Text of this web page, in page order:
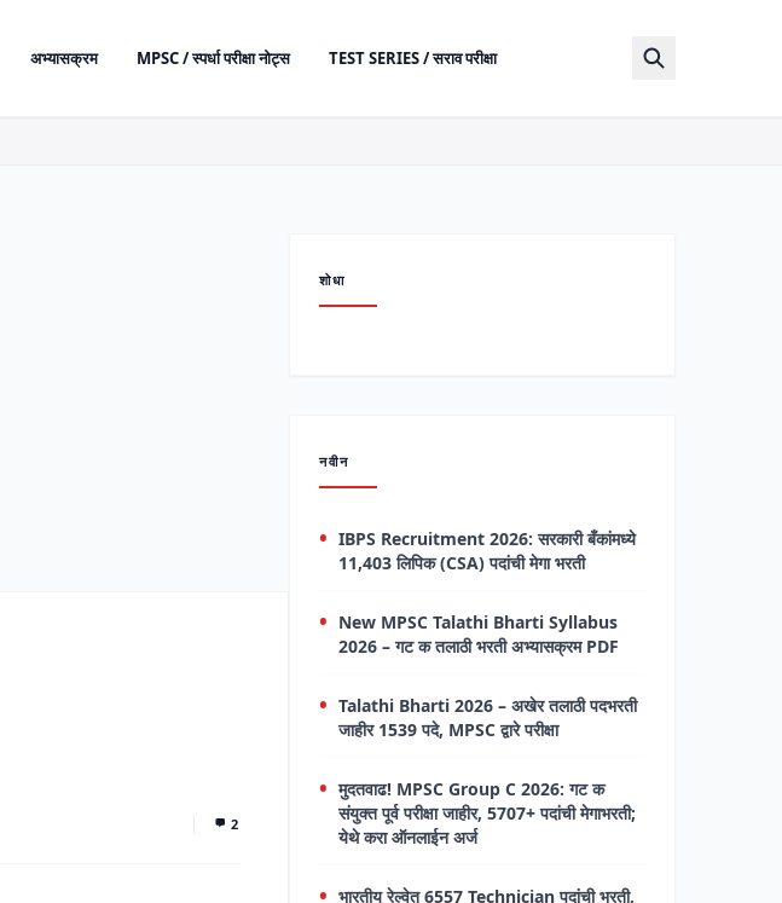
अभ्यासक्रम MPSC / स्पर्धा परीक्षा नोट्स TEST SERIES / सराव परीक्षा
2
शोधा
नवीन
IBPS Recruitment 2026: सरकारी बँकांमध्ये
11,403 लिपिक (CSA) पदांची मेगा भरती
New MPSC Talathi Bharti Syllabus
2026 – गट क तलाठी भरती अभ्यासक्रम PDF
Talathi Bharti 2026 – अखेर तलाठी पदभरती
जाहीर 1539 पदे, MPSC द्वारे परीक्षा
मुदतवाढ! MPSC Group C 2026: गट क
संयुक्त पूर्व परीक्षा जाहीर, 5707+ पदांची मेगाभरती;
येथे करा ऑनलाईन अर्ज
भारतीय रेल्वेत 6557 Technician पदांची भरती,